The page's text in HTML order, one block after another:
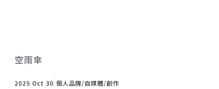
空雨傘
2025 Oct 30 個人品牌/自媒體/創作